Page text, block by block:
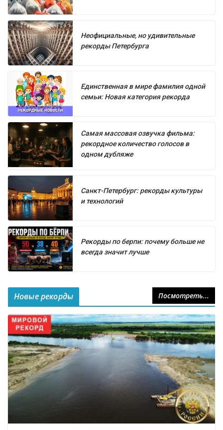
Неофициальные, но удивительные
рекорды Петербурга
Единственная в мире фамилия одной
семьи: Новая категория рекорда
Самая массовая озвучка фильма:
рекордное количество голосов в
одном дубляже
Санкт-Петербург: рекорды культуры
и технологий
Рекорды по берпи: почему больше не
всегда значит лучше
Новые рекорды Посмотреть...